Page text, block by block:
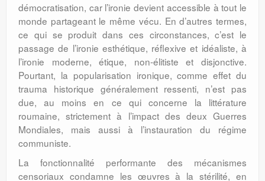
démocratisation, car l’ironie devient accessible à tout le
monde partageant le même vécu. En d’autres termes,
ce qui se produit dans ces circonstances, c’est le
passage de l’ironie esthétique, réflexive et idéaliste, à
l’ironie moderne, étique, non-élitiste et disjonctive.
Pourtant, la popularisation ironique, comme effet du
trauma historique généralement ressenti, n’est pas
due, au moins en ce qui concerne la littérature
roumaine, strictement à l’impact des deux Guerres
Mondiales, mais aussi à l’instauration du régime
communiste.
La fonctionnalité performante des mécanismes
censoriaux condamne les œuvres à la stérilité, en